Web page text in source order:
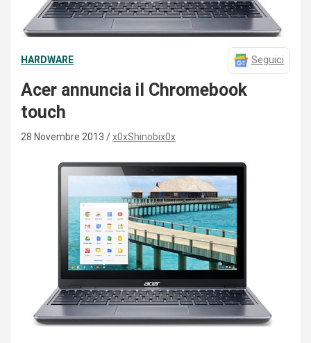
HARDWARE Seguici
Acer annuncia il Chromebook
touch
28 Novembre 2013 x0xShinobix0x